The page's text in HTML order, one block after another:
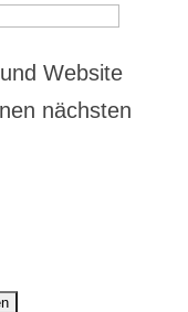
Website
nächsten